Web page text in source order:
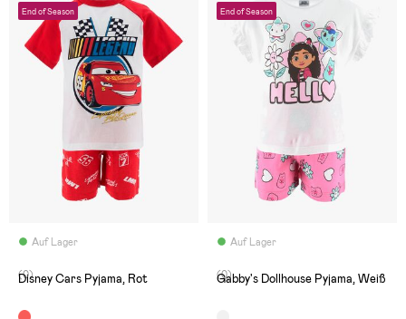
End of Season
Auf Lager
(0)
Disney Cars Pyjama, Rot
End of Season
Auf Lager
(0)
Gabby's Dollhouse Pyjama, Weiß